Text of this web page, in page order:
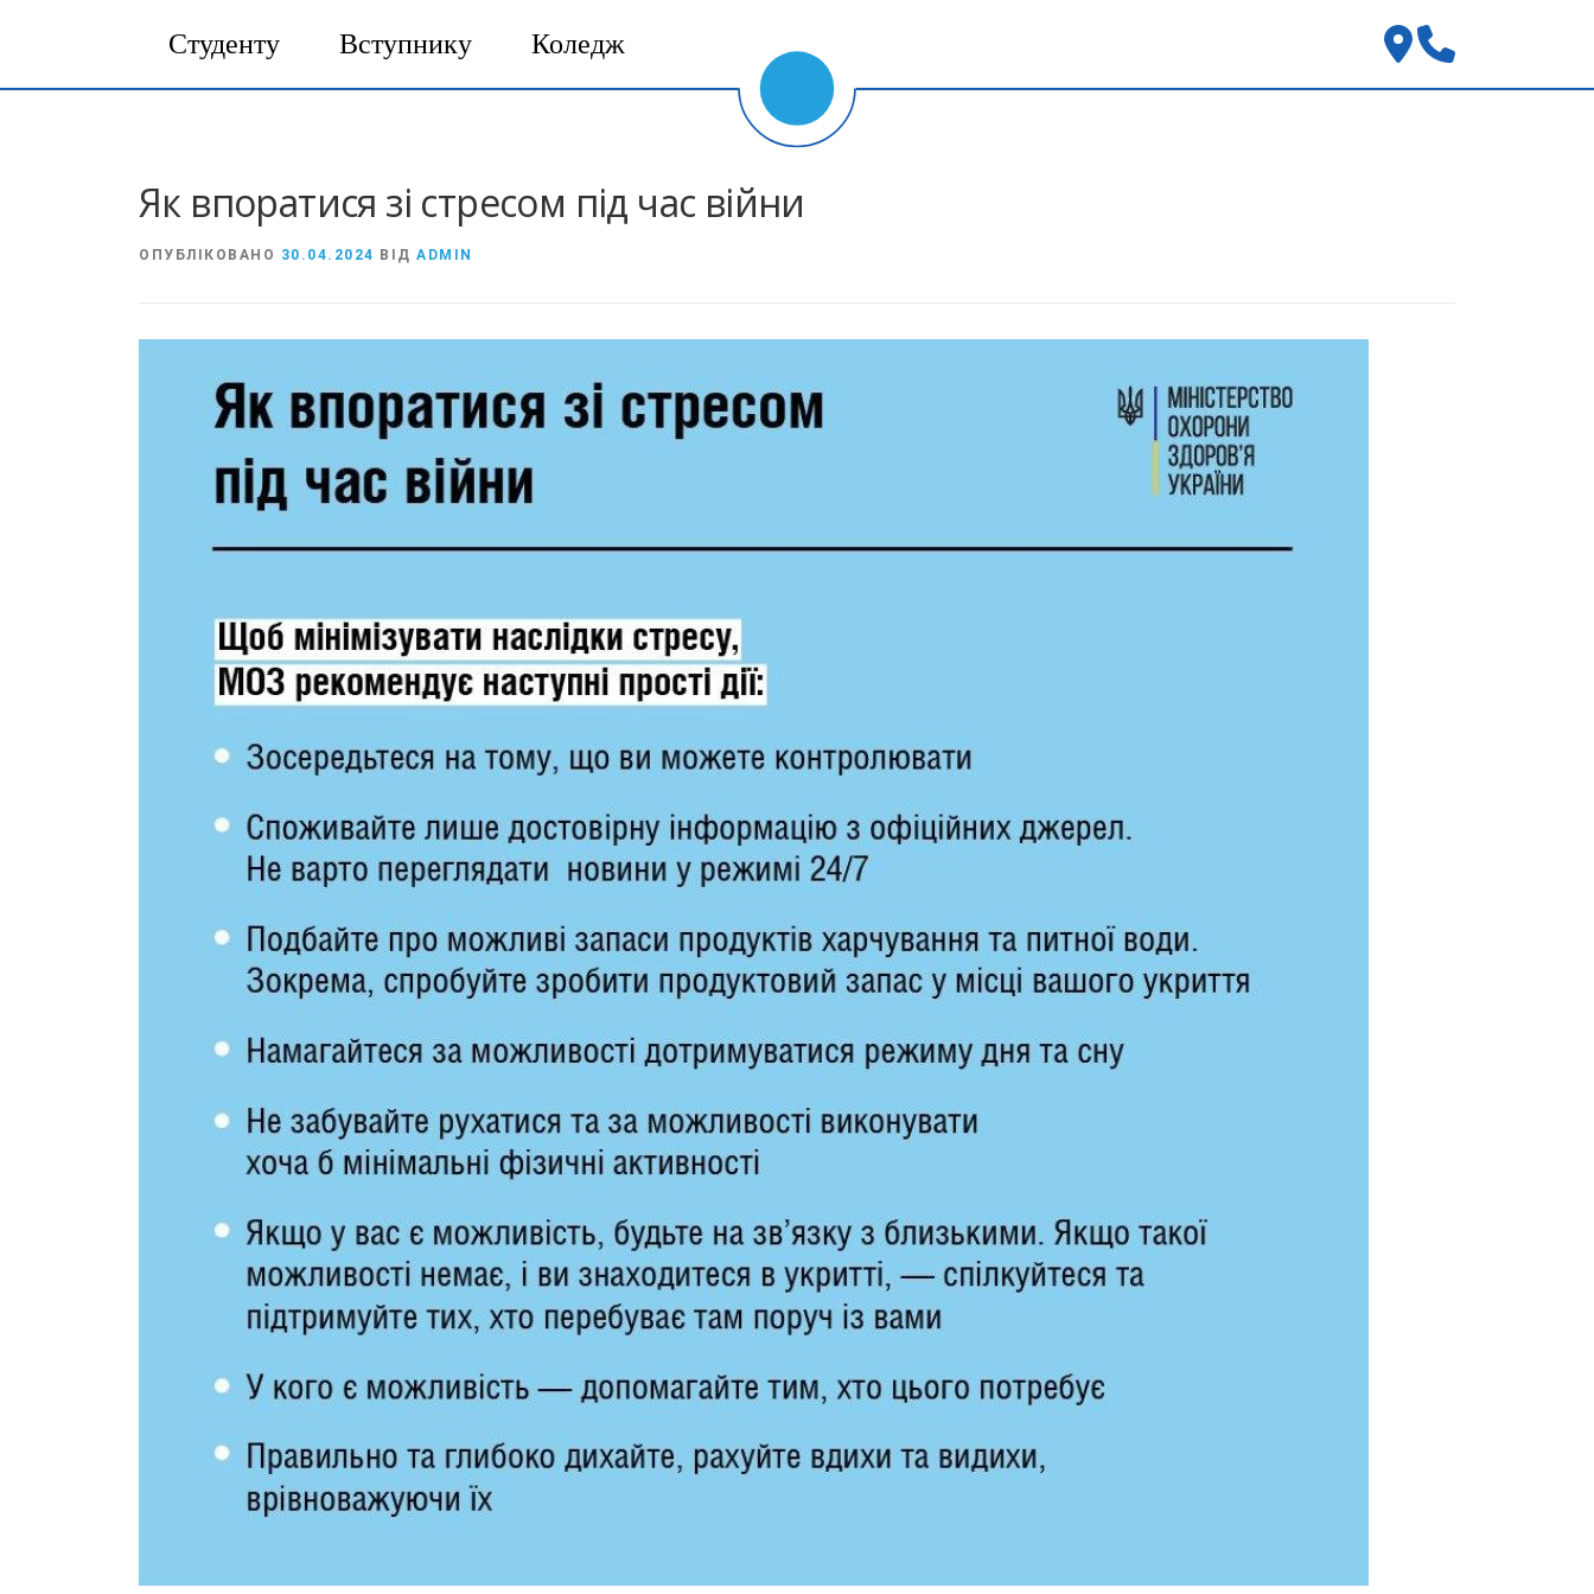
Студенту Вступнику Коледж
Як впоратися зі стресом під час війни
ОПУБЛІКОВАНО 30.04.2024 ВІД ADMIN